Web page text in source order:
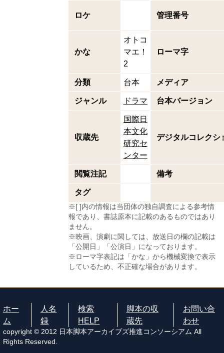
ロケ 管理番号
かな
オトコ
マエ！
2
ローマ字
分類 台本 メディア
ジャンル ドラマ 台本バージョン
収蔵先
国際日
本文化
研究セ
ンター
デジタルコレクシ
閲覧注記 備考
タグ
※[ ]内の情報は当団体の独自調査による参考情
報であり、書誌原本に記載のあるものではあり
ません。
※映画、演劇に関しては、放送日の欄の記載は
「公開日」「公演日」になっております。
※ローマ字表記は「かな」から機械変換で表示
しているため、不正確な場合があります。
ホー
ム
人名
録
検索
HELP
脚本の収
蔵先
お問い合
わせ
copyright © 2012 日本脚本アーカイブズ推進コンソーシアム All
Rights Reserved.